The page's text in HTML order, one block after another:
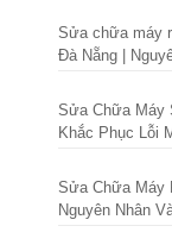
Sửa chữa máy
Đà Nẵng |
Sửa Chữa Máy
Khắc Phục Lỗi
Sửa Chữa Máy
Nguyên Nhân